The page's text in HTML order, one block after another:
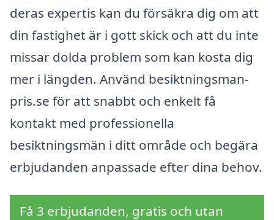
deras expertis kan du försäkra dig om att
din fastighet är i gott skick och att du inte
missar dolda problem som kan kosta dig
mer i längden. Använd besiktningsman-
pris.se för att snabbt och enkelt få
kontakt med professionella
besiktningsmän i ditt område och begära
erbjudanden anpassade efter dina behov.
Få 3 erbjudanden, gratis och utan